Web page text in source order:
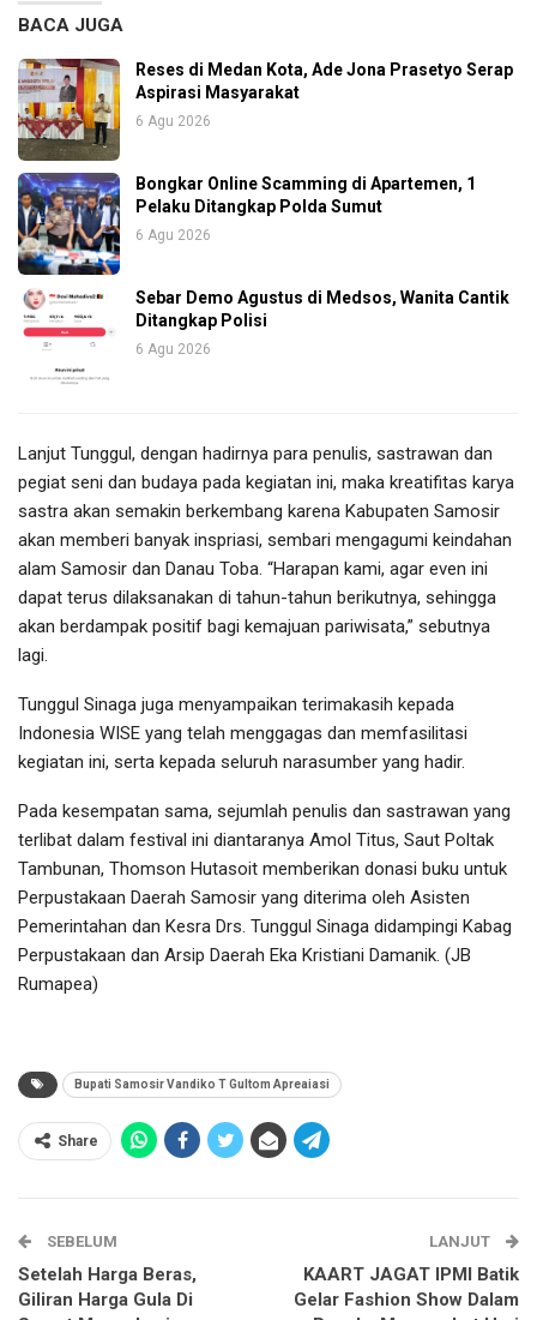
BACA JUGA
Reses di Medan Kota, Ade Jona Prasetyo Serap
Aspirasi Masyarakat
6 Agu 2026
Bongkar Online Scamming di Apartemen, 1
Pelaku Ditangkap Polda Sumut
6 Agu 2026
Sebar Demo Agustus di Medsos, Wanita Cantik
Ditangkap Polisi
6 Agu 2026
Lanjut Tunggul, dengan hadirnya para penulis, sastrawan dan
pegiat seni dan budaya pada kegiatan ini, maka kreatifitas karya
sastra akan semakin berkembang karena Kabupaten Samosir
akan memberi banyak inspriasi, sembari mengagumi keindahan
alam Samosir dan Danau Toba. “Harapan kami, agar even ini
dapat terus dilaksanakan di tahun-tahun berikutnya, sehingga
akan berdampak positif bagi kemajuan pariwisata,” sebutnya
lagi.
Tunggul Sinaga juga menyampaikan terimakasih kepada
Indonesia WISE yang telah menggagas dan memfasilitasi
kegiatan ini, serta kepada seluruh narasumber yang hadir.
Pada kesempatan sama, sejumlah penulis dan sastrawan yang
terlibat dalam festival ini diantaranya Amol Titus, Saut Poltak
Tambunan, Thomson Hutasoit memberikan donasi buku untuk
Perpustakaan Daerah Samosir yang diterima oleh Asisten
Pemerintahan dan Kesra Drs. Tunggul Sinaga didampingi Kabag
Perpustakaan dan Arsip Daerah Eka Kristiani Damanik. (JB
Rumapea)
Bupati Samosir Vandiko T Gultom Apreaiasi
Share
SEBELUM
Setelah Harga Beras,
Giliran Harga Gula Di
LANJUT
KAART JAGAT IPMI Batik
Gelar Fashion Show Dalam